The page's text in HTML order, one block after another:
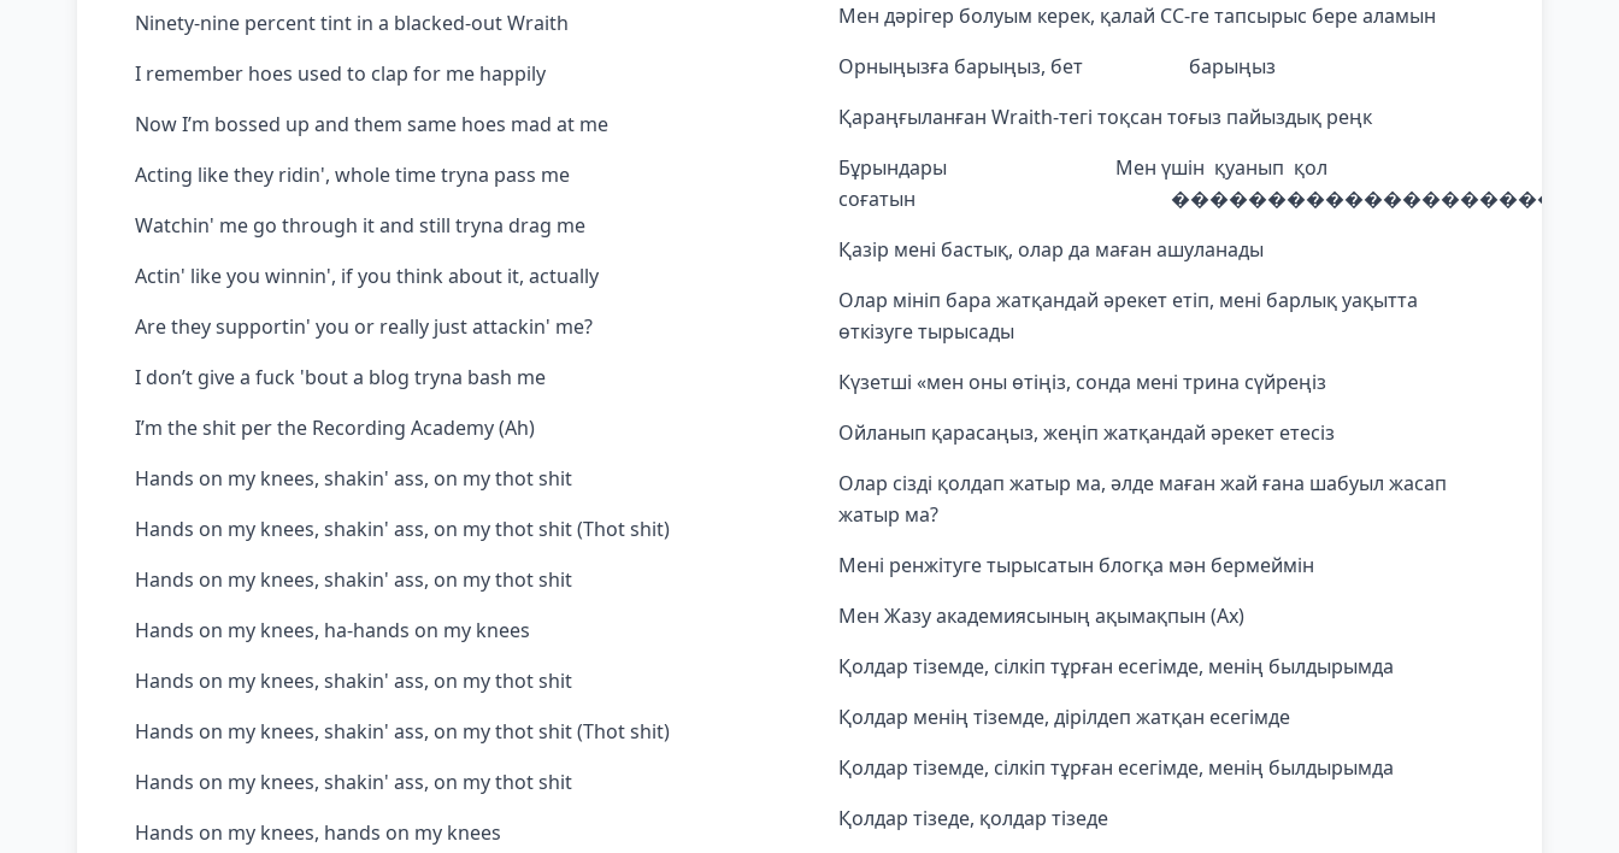
Ninety-nine percent tint in a blacked-out Wraith
I remember hoes used to clap for me happily
Now I’m bossed up and them same hoes mad at me
Acting like they ridin', whole time tryna pass me
Watchin' me go through it and still tryna drag me
Actin' like you winnin', if you think about it, actually
Are they supportin' you or really just attackin' me?
I don’t give a fuck 'bout a blog tryna bash me
I’m the shit per the Recording Academy (Ah)
Hands on my knees, shakin' ass, on my thot shit
Hands on my knees, shakin' ass, on my thot shit (Thot shit)
Hands on my knees, shakin' ass, on my thot shit
Hands on my knees, ha-hands on my knees
Hands on my knees, shakin' ass, on my thot shit
Hands on my knees, shakin' ass, on my thot shit (Thot shit)
Hands on my knees, shakin' ass, on my thot shit
Hands on my knees, hands on my knees
Мен дәрігер болуым керек, қалай CC-ге тапсырыс бере аламын
Орныңызға барыңыз, бет барыңыз
Қараңғыланған Wraith-тегі тоқсан тоғыз пайыздық реңк
Бұрындары Мен үшін қуанып қол
соғатын
Қазір мені бастық, олар да маған ашуланады
Олар мініп бара жатқандай әрекет етіп, мені барлық уақытта
өткізуге тырысады
Күзетші «мен оны өтіңіз, сонда мені трина сүйреңіз
Ойланып қарасаңыз, жеңіп жатқандай әрекет етесіз
Олар сізді қолдап жатыр ма, әлде маған жай ғана шабуыл жасап
жатыр ма?
Мені ренжітуге тырысатын блогқа мән бермеймін
Мен Жазу академиясының ақымақпын (Ах)
Қолдар тіземде, сілкіп тұрған есегімде, менің былдырымда
Қолдар менің тіземде, дірілдеп жатқан есегімде
Қолдар тіземде, сілкіп тұрған есегімде, менің былдырымда
Қолдар тізеде, қолдар тізеде